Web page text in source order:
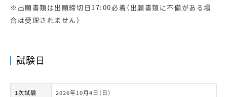
※出願書類は出願締切日17:00必着（出願書類に不備がある場
合は受理されません）
試験日
1次試験 2026年10月4日（日）